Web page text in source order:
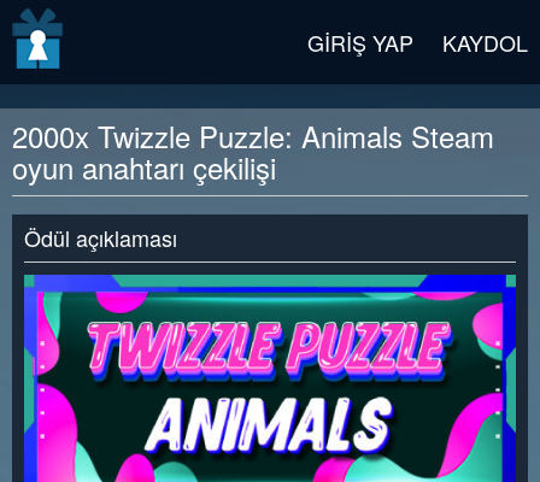
GIRIŞ YAP KAYDOL
2000x Twizzle Puzzle: Animals Steam
oyun anahtarı çekilişi
Ödül açıklaması